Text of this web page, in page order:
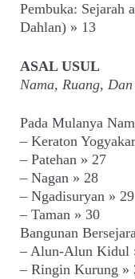
Pembuka: Sejarah
Dahlan) » 13
ASAL USUL
Nama, Ruang,
Pada Mulanya
– Keraton
– Patehan » 27
– Nagan » 28
– Ngadisuryan » 29
– Taman » 30
Bangunan
– Alun-Alun Kidul
– Ringin Kurung »